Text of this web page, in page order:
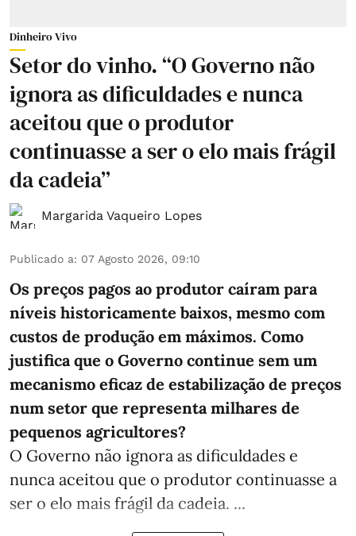
Dinheiro Vivo
Setor do vinho. “O Governo não
ignora as dificuldades e nunca
aceitou que o produtor
continuasse a ser o elo mais frágil
da cadeia”
Margarida Vaqueiro Lopes
Publicado a: 07 Agosto 2026, 09:10
Os preços pagos ao produtor caíram para
níveis historicamente baixos, mesmo com
custos de produção em máximos. Como
justifica que o Governo continue sem um
mecanismo eficaz de estabilização de preços
num setor que representa milhares de
pequenos agricultores?
O Governo não ignora as dificuldades e
nunca aceitou que o produtor continuasse a
ser o elo mais frágil da cadeia. ...